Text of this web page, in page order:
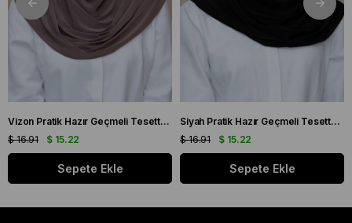
Vizon Pratik Hazır Geçmeli Tesettür Eşarp Sandy Kumaş Kendinden Boneli 1290_10
$ 15.22
$ 16.91
Sepete Ekle
Siyah Pratik Hazır Geçmeli Tesettür Eşarp Sandy Kumaş Kendinden Boneli 1290_01
$ 15.22
$ 16.91
Sepete Ekle